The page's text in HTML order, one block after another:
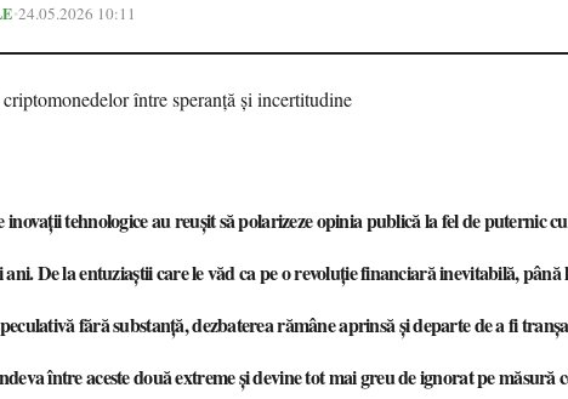
•24.05.2026 10:11
inovații tehnologice au reușit să polarizeze opinia publică la fel de puternic
De la entuziaștii care le văd ca pe o revoluție financiară inevitabilă, până
fără substanță, dezbaterea rămâne aprinsă și departe de a fi
între aceste două extreme și devine tot mai greu de ignorat pe măsură